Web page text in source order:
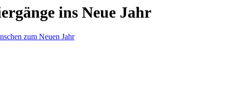
ins Neue Jahr
zum Neuen Jahr